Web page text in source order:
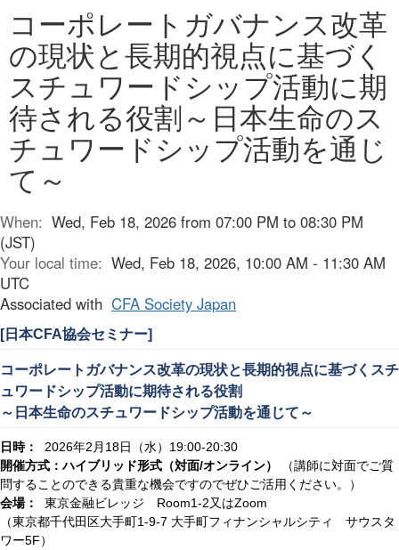
コーポレートガバナンス改革
の現状と長期的視点に基づく
スチュワードシップ活動に期
待される役割～日本生命のス
チュワードシップ活動を通じ
て～
When: Wed, Feb 18, 2026 from 07:00 PM to 08:30 PM
(JST)
Your local time: Wed, Feb 18, 2026, 10:00 AM - 11:30 AM
UTC
Associated with CFA Society Japan
[日本CFA協会セミナー]
コーポレートガバナンス改革の現状と長期的視点に基づくスチ
ュワードシップ活動に期待される役割
～日本生命のスチュワードシップ活動を通じて～
日時： 2026年2 月 18日（水） 19:00-20:30
開催方式：ハイブリッド形式（対面/オンライン）
（講師に対面でご質
問することのできる貴重な機会ですのでぜひご活用ください。）
会場：
東京金融ビレッジ Room1-2又はZoom
（東京都千代田区大手町1-9-7 大手町フィナンシャルシティ サウスタ
ワー5F）